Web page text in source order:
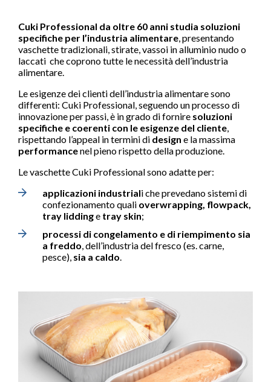
Cuki Professional da oltre 60 anni studia soluzioni
specifiche per l’industria alimentare, presentando
vaschette tradizionali, stirate, vassoi in alluminio nudo o
laccati che coprono tutte le necessità dell’industria
alimentare.
Le esigenze dei clienti dell’industria alimentare sono
differenti: Cuki Professional, seguendo un processo di
innovazione per passi, è in grado di fornire soluzioni
specifiche e coerenti con le esigenze del cliente,
rispettando l’appeal in termini di design e la massima
performancenel pieno rispetto della produzione.
Le vaschette Cuki Professional sono adatte per:
applicazioni industriali che prevedano sistemi di
confezionamento quali overwrapping, flowpack,
tray liddinge tray skin;
processi di congelamento e di riempimento sia
a freddo, dell’industria del fresco (es. carne,
pesce), sia a caldo.